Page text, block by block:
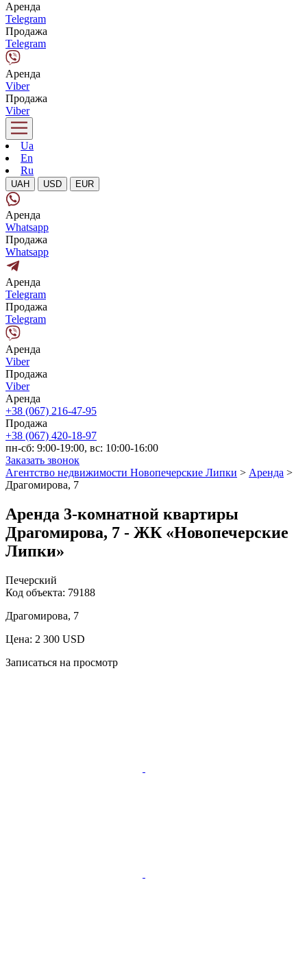
Аренда
Telegram
Продажа
Telegram
Аренда
Viber
Продажа
Viber
Ua
En
Ru
UAH USD EUR
Аренда
Whatsapp
Продажа
Whatsapp
Аренда
Telegram
Продажа
Telegram
Аренда
Viber
Продажа
Viber
Аренда
+38 (067) 216-47-95
Продажа
+38 (067) 420-18-97
пн-сб: 9:00-19:00, вс: 10:00-16:00
Заказать звонок
Агентство недвижимости Новопечерские Липки > Аренда >
Драгомирова, 7
Аренда 3-комнатной квартиры
Драгомирова, 7 - ЖК «Новопечерские
Липки»
Печерский
Код объекта: 79188
Драгомирова, 7
Цена: 2 300 USD
Записаться на просмотр